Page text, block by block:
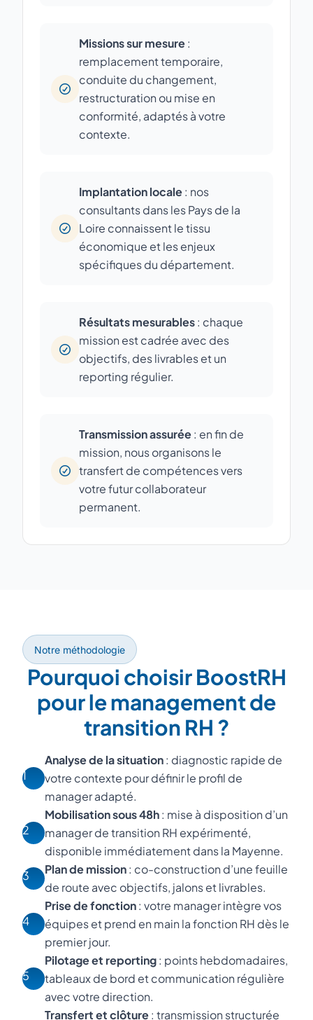
Missions sur mesure:
remplacement temporaire,
conduite du changement,
restructuration ou mise en
conformité, adaptés à votre
contexte.
Implantation locale: nos
consultants dans les Pays de la
Loire connaissent le tissu
économique et les enjeux
spécifiques du département.
Résultats mesurables: chaque
mission est cadrée avec des
objectifs, des livrables et un
reporting régulier.
Transmission assurée: en fin de
mission, nous organisons le
transfert de compétences vers
votre futur collaborateur
permanent.
Notre méthodologie
Pourquoi choisir BoostRH
pour le management de
transition RH ?
1
Analyse de la situation: diagnostic rapide de
votre contexte pour définir le profil de
manager adapté.
2
Mobilisation sous 48h: mise à disposition d’un
manager de transition RH expérimenté,
disponible immédiatement dans la Mayenne.
3
Plan de mission: co-construction d’une feuille
de route avec objectifs, jalons et livrables.
4
Prise de fonction: votre manager intègre vos
équipes et prend en main la fonction RH dès le
premier jour.
5
Pilotage et reporting: points hebdomadaires,
tableaux de bord et communication régulière
avec votre direction.
Transfert et clôture: transmission structurée